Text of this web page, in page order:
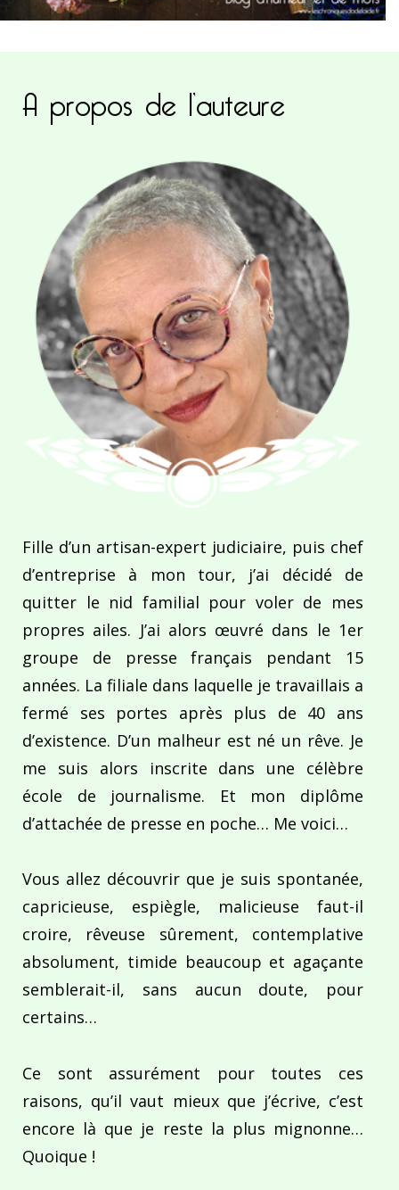
A propos de l’auteure
Fille d’un artisan-expert judiciaire, puis chef
d’entreprise à mon tour, j’ai décidé de
quitter le nid familial pour voler de mes
propres ailes. J’ai alors œuvré dans le 1er
groupe de presse français pendant 15
années. La filiale dans laquelle je travaillais a
fermé ses portes après plus de 40 ans
d’existence. D’un malheur est né un rêve. Je
me suis alors inscrite dans une célèbre
école de journalisme. Et mon diplôme
d’attachée de presse en poche… Me voici…
Vous allez découvrir que je suis spontanée,
capricieuse, espiègle, malicieuse faut-il
croire, rêveuse sûrement, contemplative
absolument, timide beaucoup et agaçante
semblerait-il, sans aucun doute, pour
certains…
Ce sont assurément pour toutes ces
raisons, qu’il vaut mieux que j’écrive, c’est
encore là que je reste la plus mignonne…
Quoique !